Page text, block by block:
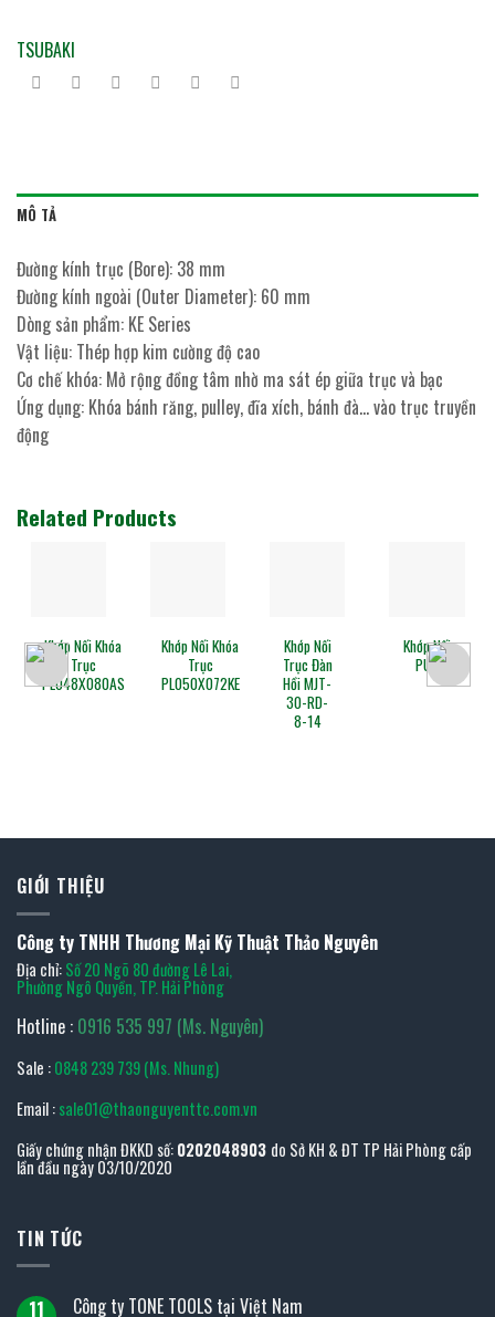
TSUBAKI
MÔ TẢ
Đường kính trục (Bore): 38 mm
Đường kính ngoài (Outer Diameter): 60 mm
Dòng sản phẩm: KE Series
Vật liệu: Thép hợp kim cường độ cao
Cơ chế khóa: Mở rộng đồng tâm nhờ ma sát ép giữa trục và bạc
Ứng dụng: Khóa bánh răng, pulley, đĩa xích, bánh đà… vào trục truyền
động
Related Products
Khớp Nối Khóa
Trục
PL048X080AS
Khớp Nối Khóa
Trục
PL050X072KE
Khớp Nối
Trục Đàn
Hồi MJT-
30-RD-
8-14
Khớp Nối
PU6
GIỚI THIỆU
Công ty TNHH Thương Mại Kỹ Thuật Thảo Nguyên
Địa chỉ:Số 20 Ngõ 80 đường Lê Lai,
Phường Ngô Quyền, TP. Hải Phòng
Hotline : 0916 535 997 (Ms. Nguyên)
Sale :0848 239 739 (Ms. Nhung)
Email :sale01@thaonguyenttc.com.vn
Giấy chứng nhận ĐKKD số:0202048903 do Sở KH & ĐT TP Hải Phòng cấp
lần đầu ngày 03/10/2020
TIN TỨC
11 Công ty TONE TOOLS tại Việt Nam